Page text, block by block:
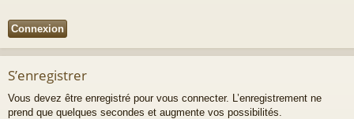
S’enregistrer
Vous devez être enregistré pour vous connecter. L’enregistrement ne
prend que quelques secondes et augmente vos possibilités.